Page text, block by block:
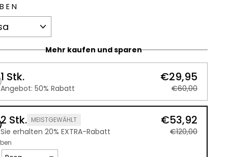
Mehr kaufen und sparen
1 Stk.
Angebot: 50% Rabatt
€29,95
€60,00
2 Stk. MEISTGEWÄHLT
Sie erhalten 20% EXTRA-Rabatt
€53,92
€120,00